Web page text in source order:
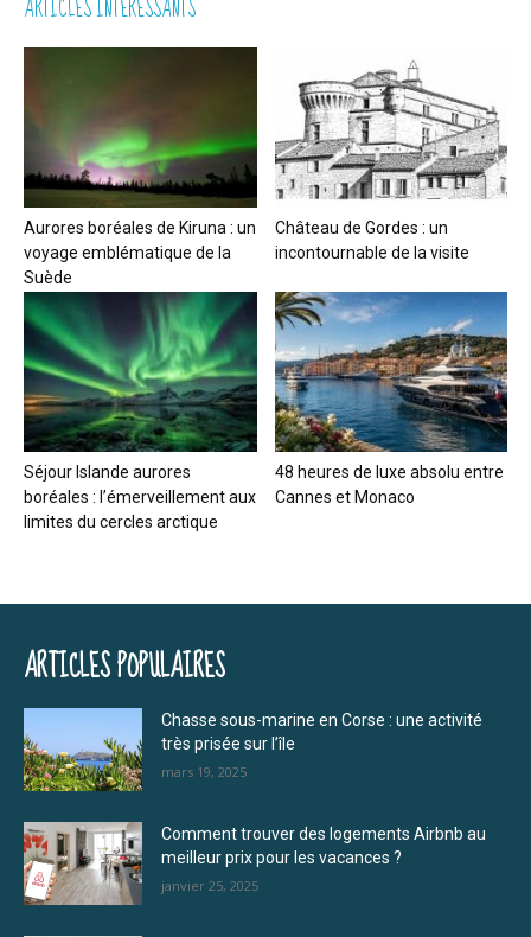
ARTICLES INTÉRESSANTS
Aurores boréales de Kiruna : un
voyage emblématique de la
Suède
Château de Gordes : un
incontournable de la visite
Séjour Islande aurores
boréales : l’émerveillement aux
limites du cercles arctique
48 heures de luxe absolu entre
Cannes et Monaco
ARTICLES POPULAIRES
Chasse sous-marine en Corse : une activité
très prisée sur l’île
mars 19, 2025
Comment trouver des logements Airbnb au
meilleur prix pour les vacances ?
janvier 25, 2025